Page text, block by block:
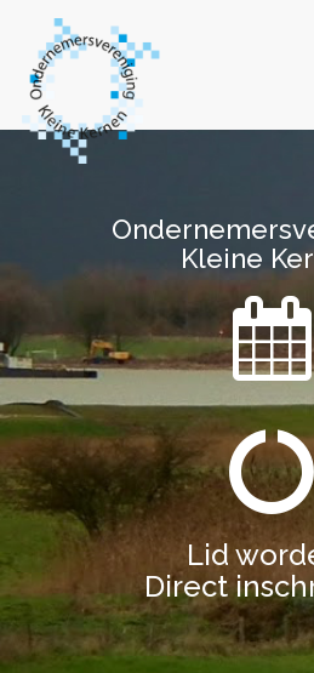
Kleine
Lid
Direct
Kleine
Lid
Direct